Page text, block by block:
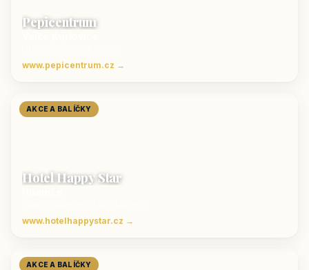
Pepicentrum
www.pepicentrum.cz →
AKCE A BALÍČKY
Hotel Happy Star
www.hotelhappystar.cz →
AKCE A BALÍČKY